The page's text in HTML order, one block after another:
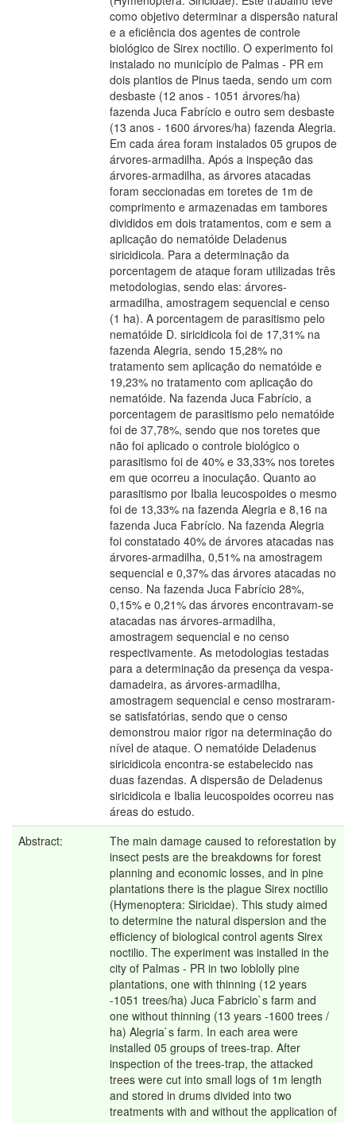
como objetivo determinar a dispersão natural
e a eficiência dos agentes de controle
biológico de Sirex noctilio. O experimento foi
instalado no município de Palmas - PR em
dois plantios de Pinus taeda, sendo um com
desbaste (12 anos - 1051 árvores/ha)
fazenda Juca Fabrício e outro sem desbaste
(13 anos - 1600 árvores/ha) fazenda Alegria.
Em cada área foram instalados 05 grupos de
árvores-armadilha. Após a inspeção das
árvores-armadilha, as árvores atacadas
foram seccionadas em toretes de 1m de
comprimento e armazenadas em tambores
divididos em dois tratamentos, com e sem a
aplicação do nematóide Deladenus
siricidicola. Para a determinação da
porcentagem de ataque foram utilizadas três
metodologias, sendo elas: árvores-
armadilha, amostragem sequencial e censo
(1 ha). A porcentagem de parasitismo pelo
nematóide D. siricidicola foi de 17,31% na
fazenda Alegria, sendo 15,28% no
tratamento sem aplicação do nematóide e
19,23% no tratamento com aplicação do
nematóide. Na fazenda Juca Fabrício, a
porcentagem de parasitismo pelo nematóide
foi de 37,78%, sendo que nos toretes que
não foi aplicado o controle biológico o
parasitismo foi de 40% e 33,33% nos toretes
em que ocorreu a inoculação. Quanto ao
parasitismo por Ibalia leucospoides o mesmo
foi de 13,33% na fazenda Alegria e 8,16 na
fazenda Juca Fabrício. Na fazenda Alegria
foi constatado 40% de árvores atacadas nas
árvores-armadilha, 0,51% na amostragem
sequencial e 0,37% das árvores atacadas no
censo. Na fazenda Juca Fabrício 28%,
0,15% e 0,21% das árvores encontravam-se
atacadas nas árvores-armadilha,
amostragem sequencial e no censo
respectivamente. As metodologias testadas
para a determinação da presença da vespa-
damadeira, as árvores-armadilha,
amostragem sequencial e censo mostraram-
se satisfatórias, sendo que o censo
demonstrou maior rigor na determinação do
nível de ataque. O nematóide Deladenus
siricidicola encontra-se estabelecido nas
duas fazendas. A dispersão de Deladenus
siricidicola e Ibalia leucospoides ocorreu nas
áreas do estudo.
Abstract:
The main damage caused to reforestation by
insect pests are the breakdowns for forest
planning and economic losses, and in pine
plantations there is the plague Sirex noctilio
(Hymenoptera: Siricidae). This study aimed
to determine the natural dispersion and the
efficiency of biological control agents Sirex
noctilio. The experiment was installed in the
city of Palmas - PR in two loblolly pine
plantations, one with thinning (12 years
-1051 trees/ha) Juca Fabricio`s farm and
one without thinning (13 years -1600 trees /
ha) Alegria`s farm. In each area were
installed 05 groups of trees-trap. After
inspection of the trees-trap, the attacked
trees were cut into small logs of 1m length
and stored in drums divided into two
treatments with and without the application of